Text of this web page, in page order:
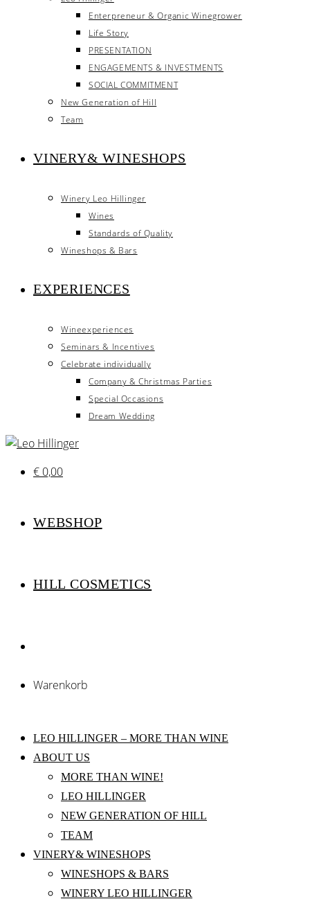
Enterpreneur & Organic Winegrower
Life Story
PRESENTATION
ENGAGEMENTS & INVESTMENTS
SOCIAL COMMITMENT
New Generation of Hill
Team
VINERY& WINESHOPS
Winery Leo Hillinger
Wines
Standards of Quality
Wineshops & Bars
EXPERIENCES
Wineexperiences
Seminars & Incentives
Celebrate individually
Company & Christmas Parties
Special Occasions
Dream Wedding
€ 0,00
WEBSHOP
HILL COSMETICS
Warenkorb
LEO HILLINGER – MORE THAN WINE
ABOUT US
MORE THAN WINE!
LEO HILLINGER
NEW GENERATION OF HILL
TEAM
VINERY& WINESHOPS
WINESHOPS & BARS
WINERY LEO HILLINGER